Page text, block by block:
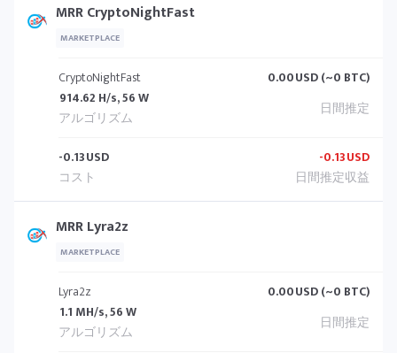
MRR CryptoNightFast
MARKETPLACE
CryptoNightFast
914.62 H/s, 56 W
0.00USD (~0 BTC)
-0.13USD -0.13USD
MRR Lyra2z
MARKETPLACE
Lyra2z
1.1 MH/s, 56 W
0.00USD (~0 BTC)